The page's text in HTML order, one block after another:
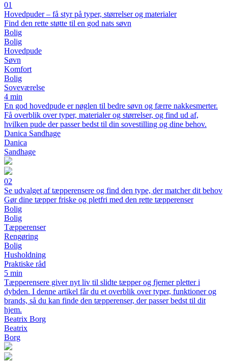
01
Hovedpuder – få styr på typer, størrelser og materialer
Find den rette støtte til en god nats søvn
Bolig
Bolig
Hovedpude
Søvn
Komfort
Bolig
Soveværelse
4 min
En god hovedpude er nøglen til bedre søvn og færre nakkesmerter.
Få overblik over typer, materialer og størrelser, og find ud af,
hvilken pude der passer bedst til din sovestilling og dine behov.
Danica Sandhage
Danica
Sandhage
02
Se udvalget af tæpperensere og find den type, der matcher dit behov
Gør dine tæpper friske og pletfri med den rette tæpperenser
Bolig
Bolig
Tæpperenser
Rengøring
Bolig
Husholdning
Praktiske råd
5 min
Tæpperensere giver nyt liv til slidte tæpper og fjerner pletter i
dybden. I denne artikel får du et overblik over typer, funktioner og
brands, så du kan finde den tæpperenser, der passer bedst til dit
hjem.
Beatrix Borg
Beatrix
Borg